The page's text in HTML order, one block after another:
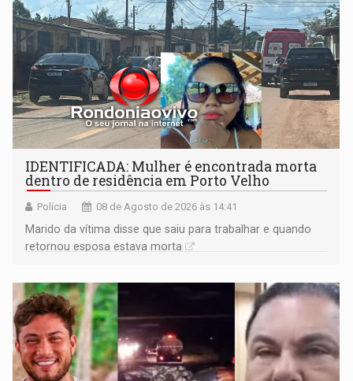
IDENTIFICADA: Mulher é encontrada morta
dentro de residência em Porto Velho
Polícia 08 de Agosto de 2026 às 14:41
Marido da vítima disse que saiu para trabalhar e quando
retornou esposa estava morta